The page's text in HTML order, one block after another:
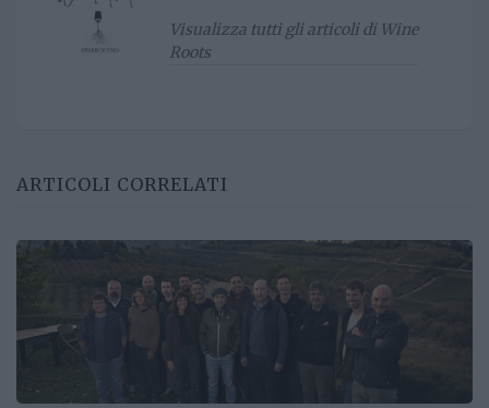
Visualizza tutti gli articoli di Wine
Roots
ARTICOLI CORRELATI